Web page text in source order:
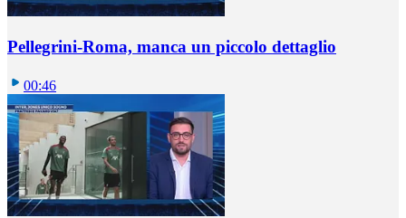
Pellegrini-Roma, manca un piccolo dettaglio
00:46